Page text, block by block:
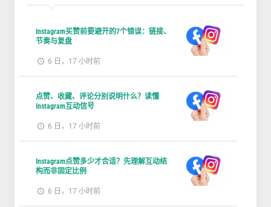
Instagram买赞前要避开的7个错误：链接、
节奏与复盘
6 日，17 小时前
点赞、收藏、评论分别说明什么？读懂
Instagram互动信号
6 日，17 小时前
Instagram点赞多少才合适？先理解互动结
构而非固定比例
6 日，17 小时前